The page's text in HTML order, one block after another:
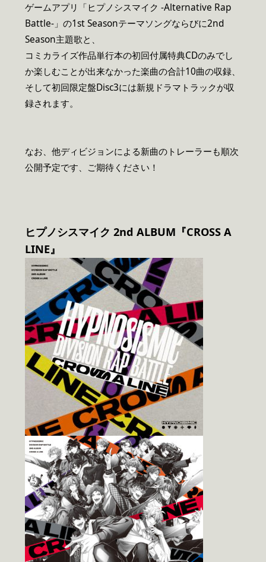
ゲームアプリ「ヒプノシスマイク -Alternative Rap
Battle-」の1st Seasonテーマソングならびに2nd
Season主題歌と、
コミカライズ作品単行本の初回付属特典CDのみでし
か楽しむことが出来なかった楽曲の合計10曲の収録、
そして初回限定盤Disc3には新規ドラマトラックが収
録されます。
なお、他ディビジョンによる新曲のトレーラーも順次
公開予定です、ご期待ください！
ヒプノシスマイク 2nd ALBUM『CROSS A
LINE』